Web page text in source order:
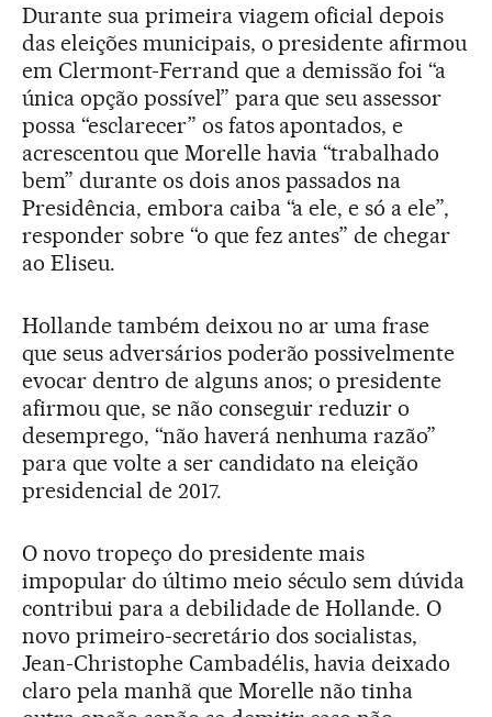
Durante sua primeira viagem oficial depois
das eleições municipais, o presidente afirmou
em Clermont-Ferrand que a demissão foi “a
única opção possível” para que seu assessor
possa “esclarecer” os fatos apontados, e
acrescentou que Morelle havia “trabalhado
bem” durante os dois anos passados na
Presidência, embora caiba “a ele, e só a ele”,
responder sobre “o que fez antes” de chegar
ao Eliseu.
Hollande também deixou no ar uma frase
que seus adversários poderão possivelmente
evocar dentro de alguns anos; o presidente
afirmou que, se não conseguir reduzir o
desemprego, “não haverá nenhuma razão”
para que volte a ser candidato na eleição
presidencial de 2017.
O novo tropeço do presidente mais
impopular do último meio século sem dúvida
contribui para a debilidade de Hollande. O
novo primeiro-secretário dos socialistas,
Jean-Christophe Cambadélis, havia deixado
claro pela manhã que Morelle não tinha